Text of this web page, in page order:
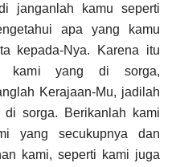
janganlah kamu seperti
apa yang kamu
kepada-Nya. Karena itu
kami yang di sorga,
Kerajaan-Mu, jadilah
sorga. Berikanlah kami
yang secukupnya dan
kami, seperti kami juga